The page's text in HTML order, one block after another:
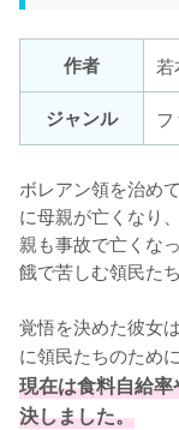
作者
ジャンル
ボレアン領を治め
に母親が亡くなり
親も事故で亡くな
餓で苦しむ領民た
覚悟を決めた彼女
に領民たちのため
現在は食料自給
決しました。